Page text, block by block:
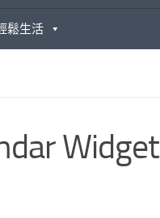
鬆生活
Widget